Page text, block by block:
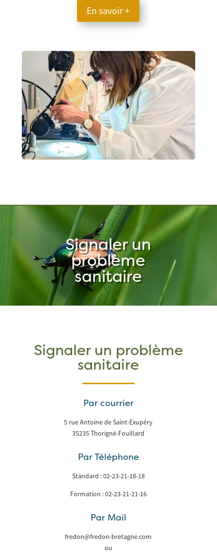
En savoir +
Signaler un
problème
sanitaire
Signaler un problème
sanitaire
Par courrier
5 rue Antoine de Saint-Exupéry
35235 Thorigné-Fouillard
Par Téléphone
Standard : 02-23-21-18-18
Formation : 02-23-21-21-16
Par Mail
fredon@fredon-bretagne.com
ou